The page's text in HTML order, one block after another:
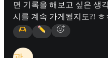
면 기록을 해보고 싶은 생
시를 계속 가게될지도?! ㅎ